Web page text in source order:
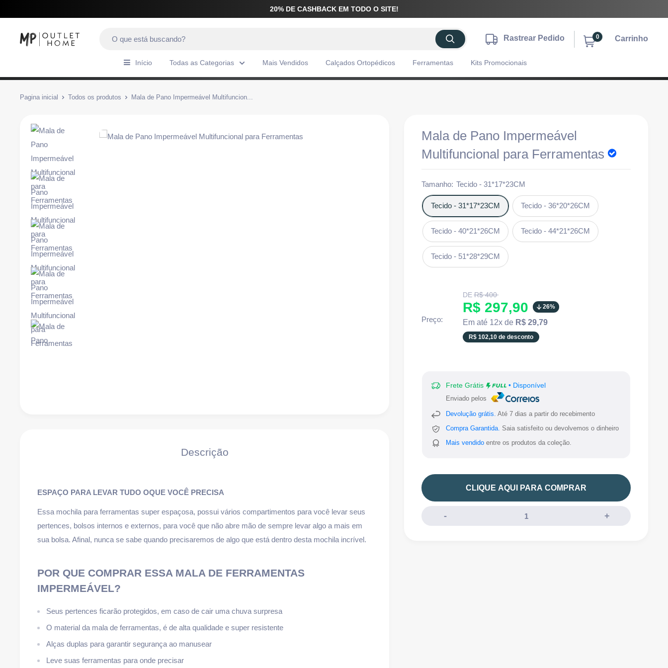
20% DE CASHBACK EM TODO O SITE!
Rastrear Pedido 0 Carrinho
Início Todas as Categorias Mais Vendidos Calçados Ortopédicos Ferramentas Kits Promocionais
Pagina inicial Todos os produtos Mala de Pano Impermeável Multifuncion...
Mala de Pano Impermeável
Multifuncional para Ferramentas
Tamanho: Tecido - 31*17*23CM
Tecido - 31*17*23CM Tecido - 36*20*26CM
Tecido - 40*21*26CM Tecido - 44*21*26CM
Tecido - 51*28*29CM
Preço:
DETranslation
missing:
pt-
BR.product.general.regular_price
R$ 400
Translation
missing:
pt-
R$ 297,90 26%
Em até 12x de R$ 29,79
R$ 102,10 de desconto
Frete Grátis • Disponível
Enviado pelos
Devolução grátis. Até 7 dias a partir do recebimento
Compra Garantida. Saia satisfeito ou devolvemos o dinheiro
Mais vendido entre os produtos da coleção.
CLIQUE AQUI PARA COMPRAR
Descrição
ESPAÇO PARA LEVAR TUDO OQUE VOCÊ PRECISA
Essa mochila para ferramentas super espaçosa, possui vários compartimentos para você levar seus
pertences, bolsos internos e externos, para você que não abre mão de sempre levar algo a mais em
sua bolsa. Afinal, nunca se sabe quando precisaremos de algo que está dentro desta mochila incrível.
POR QUE COMPRAR ESSA MALA DE FERRAMENTAS
IMPERMEÁVEL?
Seus pertences ficarão protegidos, em caso de cair uma chuva surpresa
O material da mala de ferramentas, é de alta qualidade e super resistente
Alças duplas para garantir segurança ao manusear
Leve suas ferramentas para onde precisar